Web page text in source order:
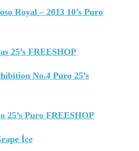
Royal – 2013 10’s Puro
25’s FREESHOP
No.4 Puro 25’s
25’s Puro FREESHOP
İce